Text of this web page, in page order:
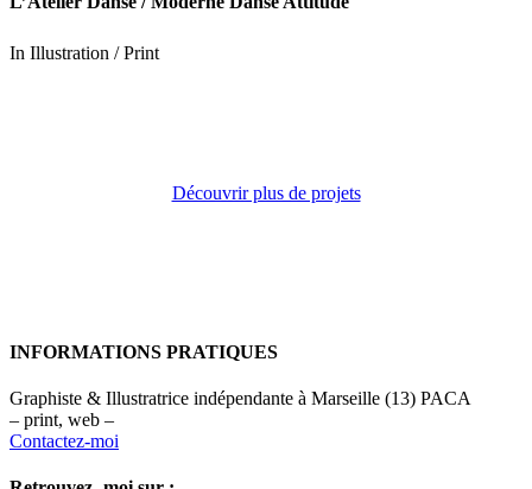
In Illustration / Print
Découvrir plus de projets
INFORMATIONS PRATIQUES
Graphiste & Illustratrice indépendante à Marseille (13) PACA
– print, web –
Contactez-moi